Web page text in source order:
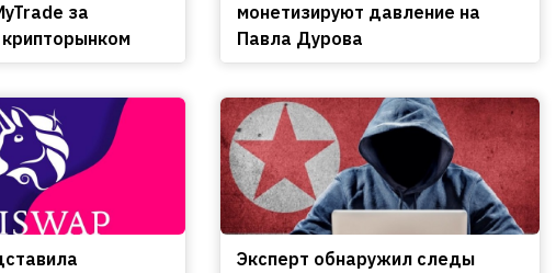
за
монетизируют давление на
Павла Дурова
Эксперт обнаружил следы